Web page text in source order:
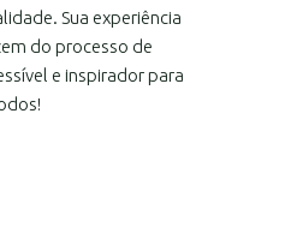
Sua experiência
do processo de
e inspirador para